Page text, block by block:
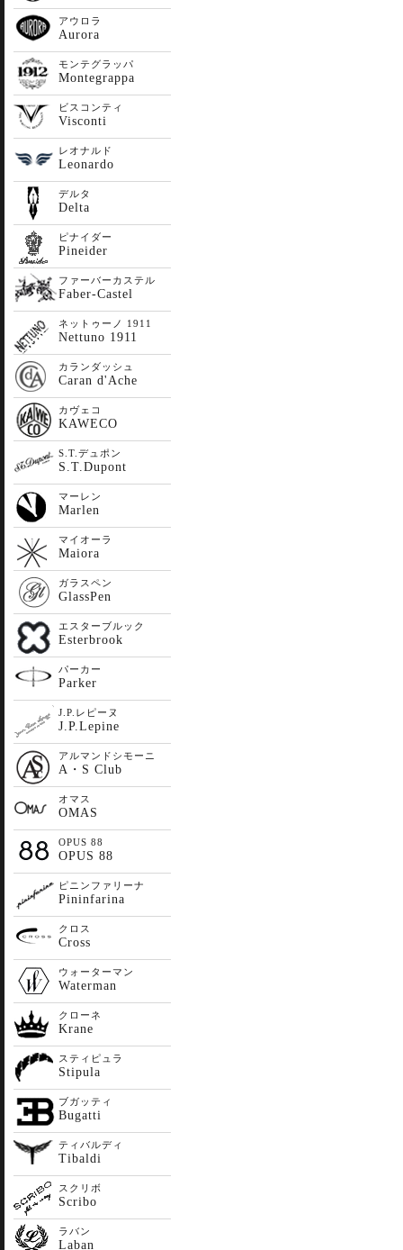
アウロラ
Aurora
モンテグラッパ
Montegrappa
ビスコンティ
Visconti
レオナルド
Leonardo
デルタ
Delta
ピナイダー
Pineider
ファーバーカステル
Faber-Castel
ネットゥーノ 1911
Nettuno 1911
カランダッシュ
Caran d'Ache
カヴェコ
KAWECO
S.T.デュポン
S.T.Dupont
マーレン
Marlen
マイオーラ
Maiora
ガラスペン
GlassPen
エスターブルック
Esterbrook
パーカー
Parker
J.P.レピーヌ
J.P.Lepine
アルマンドシモーニ
A・S Club
オマス
OMAS
OPUS 88
OPUS 88
ピニンファリーナ
Pininfarina
クロス
Cross
ウォーターマン
Waterman
クローネ
Krane
スティピュラ
Stipula
ブガッティ
Bugatti
ティバルディ
Tibaldi
スクリボ
Scribo
ラバン
Laban